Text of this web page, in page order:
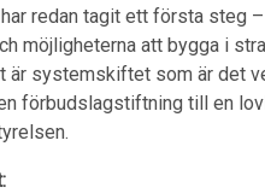
redan tagit ett första steg
möjligheterna att bygga i
är systemskiftet som är det
förbudslagstiftning till en